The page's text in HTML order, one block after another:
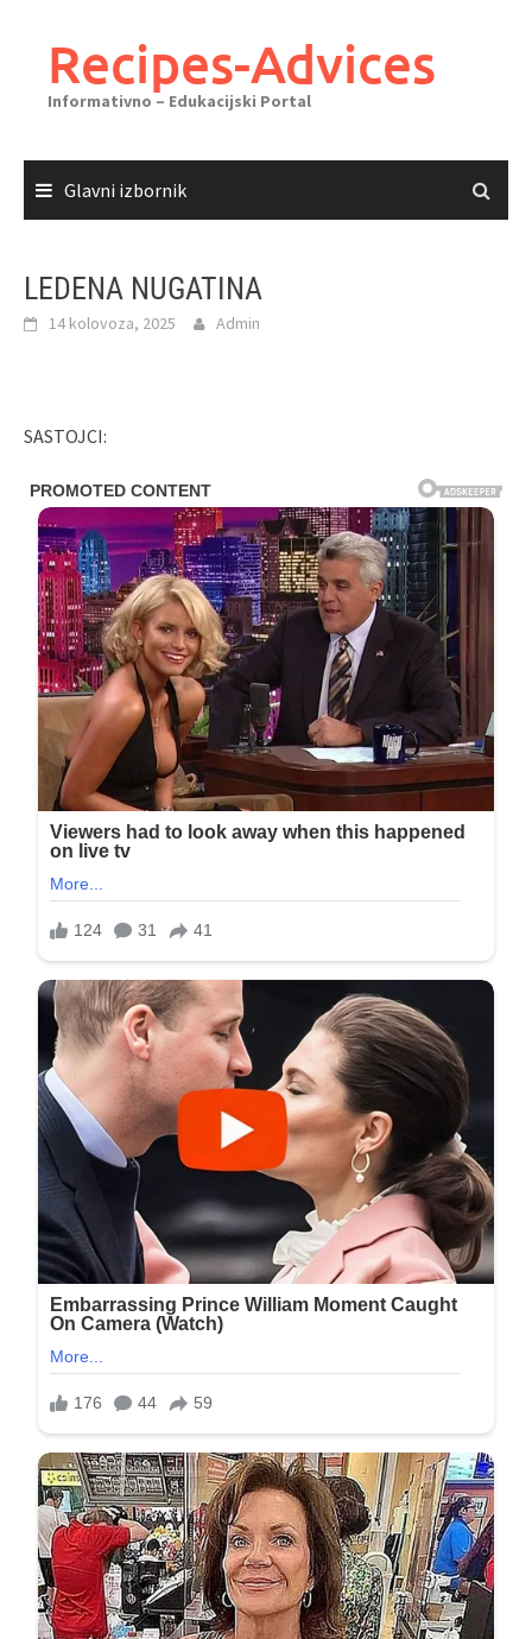
sadržajaRecipes-Advices
Informativno – Edukacijski Portal
Glavni izbornik
LEDENA NUGATINA
14 kolovoza, 2025 Admin
SASTOJCI: